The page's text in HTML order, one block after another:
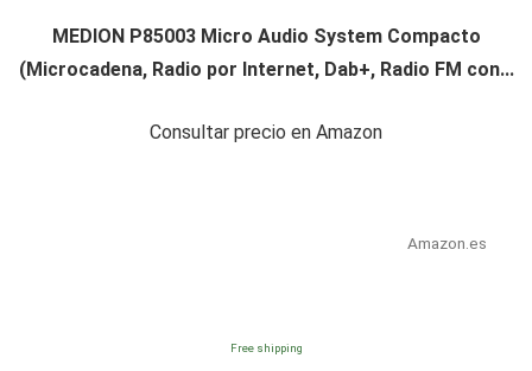
MEDION P85003 Micro Audio System Compacto
(Microcadena, Radio por Internet, Dab+, Radio FM con...
Consultar precio en Amazon
Amazon.es
Free shipping